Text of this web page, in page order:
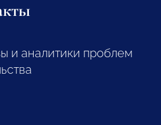
и аналитики проблем